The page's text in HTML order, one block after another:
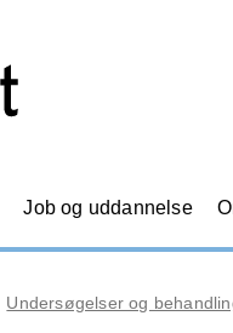
Job og uddannelse
Undersøgelser og